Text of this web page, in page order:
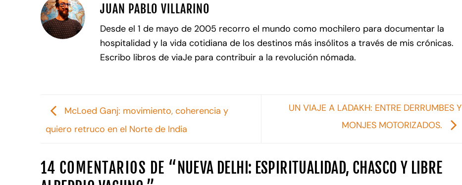
JUAN PABLO VILLARINO
Desde el 1 de mayo de 2005 recorro el mundo como mochilero para documentar la
hospitalidad y la vida cotidiana de los destinos más insólitos a través de mis crónicas.
Escribo libros de viaJe para contribuir a la revolución nómada.
McLoed Ganj: movimiento, coherencia y
quiero retruco en el Norte de India
UN VIAJE A LADAKH: ENTRE DERRUMBES Y
MONJES MOTORIZADOS.
14 COMENTARIOS DE “ NUEVA DELHI: ESPIRITUALIDAD, CHASCO Y LIBRE